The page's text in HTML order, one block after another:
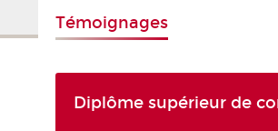
Témoignages
Diplôme supérieur de